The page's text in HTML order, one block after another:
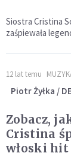
Siostra Cristina
zaśpiewała
12 lat temu
Piotr Żyłka /
Zobacz,
Cristina
włoski hit